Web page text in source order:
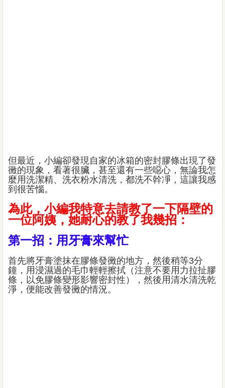
但最近，小編卻發現自家的冰箱的密封膠條出現了發
黴的現象，看著很臟，甚至還有一些噁心，無論我怎
麼用洗潔精、洗衣粉水清洗，都洗不幹凈，這讓我感
到很苦惱。
為此，小編我特意去請教了一下隔壁的
一位阿姨，她耐心的教了我幾招：
第一招：用牙膏來幫忙
首先將牙膏塗抹在膠條發黴的地方，然後稍等3分
鐘，用浸濕過的毛巾輕輕擦拭（注意不要用力拉扯膠
條，以免膠條變形影響密封性），然後用清水清洗乾
淨，便能改善發黴的情況。